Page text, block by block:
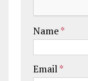
Name*
Email*